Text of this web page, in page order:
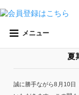
メニュー
夏
誠に勝手ながら8月10日